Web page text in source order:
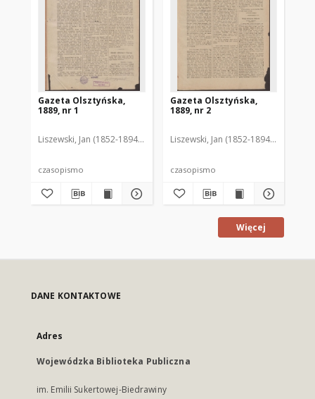
Gazeta Olsztyńska,
1889, nr 1
Liszewski, Jan (1852-1894). Red.
czasopismo
Gazeta Olsztyńska,
1889, nr 2
Liszewski, Jan (1852-1894). Red.
czasopismo
Więcej
DANE KONTAKTOWE
Adres
Wojewódzka Biblioteka Publiczna
im. Emilii Sukertowej-Biedrawiny